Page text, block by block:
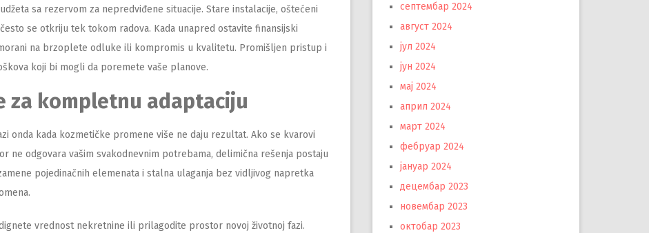
sa rezervom za nepredviđene situacije. Stare instalacije, oštećeni
se otkriju tek tokom radova. Kada unapred ostavite finansijski
na brzoplete odluke ili kompromis u kvalitetu. Promišljen pristup i
koji bi mogli da poremete vaše planove.
za kompletnu adaptaciju
onda kada kozmetičke promene više ne daju rezultat. Ako se kvarovi
ne odgovara vašim svakodnevnim potrebama, delimična rešenja postaju
pojedinačnih elemenata i stalna ulaganja bez vidljivog napretka
vrednost nekretnine ili prilagodite prostor novoj životnoj fazi.
септембар 2024
август 2024
јул 2024
јун 2024
мај 2024
април 2024
март 2024
фебруар 2024
јануар 2024
децембар 2023
новембар 2023
октобар 2023